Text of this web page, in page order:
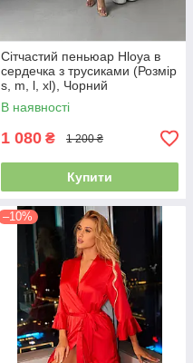
Сітчастий пеньюар Hloya в
сердечка з трусиками (Розмір
s, m, l, xl), Чорний
В наявності
1 080 ₴ 1 200 ₴
Купити
–10%